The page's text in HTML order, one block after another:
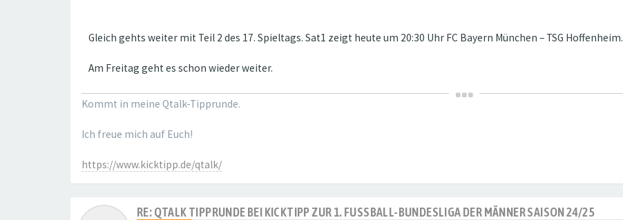
Gleich gehts weiter mit Teil 2 des 17. Spieltags. Sat1 zeigt heute um 20:30 Uhr FC Bayern München – TSG Hoffenheim.
Am Freitag geht es schon wieder weiter.
Kommt in meine Qtalk-Tipprunde.
Ich freue mich auf Euch!
https://www.kicktipp.de/qtalk/
RE: QTALK TIPPRUNDE BEI KICKTIPP ZUR 1. FUSSBALL-BUNDESLIGA DER MÄNNER SAISON 24/25